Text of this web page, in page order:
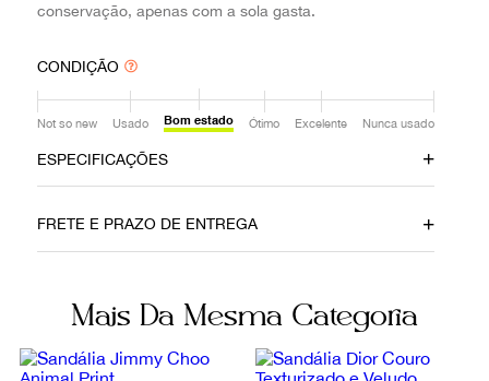
conservação, apenas com a sola gasta.
CONDIÇÃO
Not so new Usado Bom estado Ótimo Excelente Nunca usado
ESPECIFICAÇÕES
23052022 Camurça
Preto Fivela
Fornecedor Ocasião
FRETE E PRAZO DE ENTREGA
Mais Da Mesma Categoria